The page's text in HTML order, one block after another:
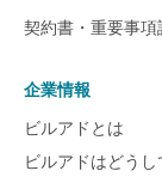
契約書・重要事項
企業情報
ビルアドとは
ビルアドはどうし